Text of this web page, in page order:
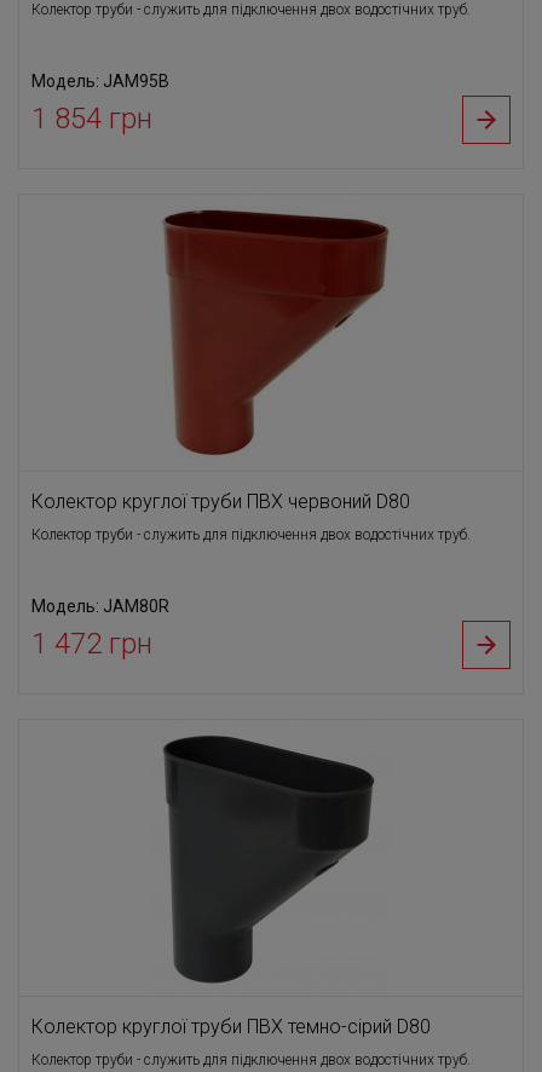
Колектор труби - служить для підключення двох водостічних труб.
Модель: JAM95B
1 854 грн
Колектор круглої труби ПВХ червоний D80
Колектор труби - служить для підключення двох водостічних труб.
Модель: JAM80R
1 472 грн
Колектор круглої труби ПВХ темно-сірий D80
Колектор труби - служить для підключення двох водостічних труб.